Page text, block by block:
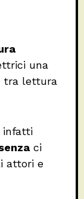
una
tra lettura
infatti
ci
attori e